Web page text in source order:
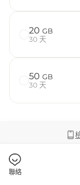
選擇
安裝
20 GB
30 天
50 GB
30 天
覆蓋範圍及網絡
聯絡